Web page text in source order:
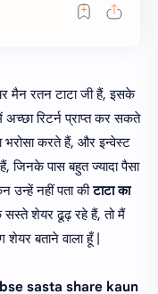
मैन रतन टाटा जी हैं, इसके
रिटर्न प्राप्त कर सकते
भरोसा करते हैं, और इन्वेस्ट
पास बहुत ज्यादा पैसा
उन्हें नहीं पता कीटाटा का
सस्ते शेयर ढूढ़ रहे हैं, तो मैं
बताने वाला हूँ |
sasta share kaun